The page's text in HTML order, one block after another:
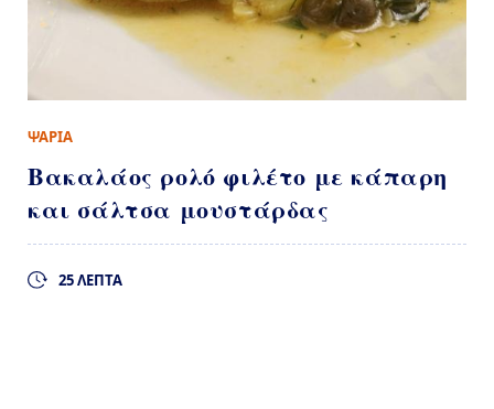
ΨΑΡΙΑ
Βακαλάος ρολό φιλέτο με κάπαρη
και σάλτσα μουστάρδας
25 ΛΕΠΤΑ